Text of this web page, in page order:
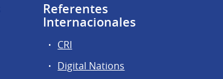
Referentes
Internacionales
CRI
Digital Nations